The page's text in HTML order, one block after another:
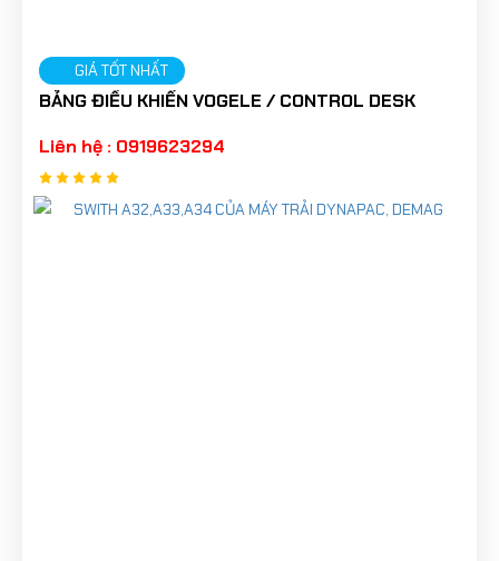
GIÁ TỐT NHẤT
BẢNG ĐIỀU KHIỂN VOGELE / CONTROL DESK
Liên hệ : 0919623294